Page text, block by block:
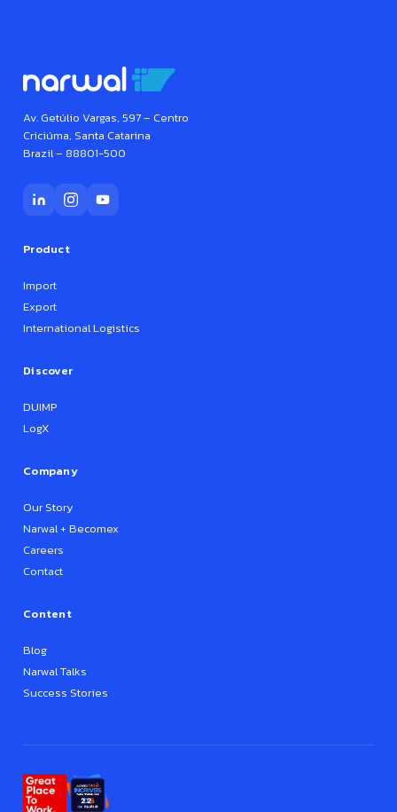
Av. Getúlio Vargas, 597 – Centro
Criciúma, Santa Catarina
Brazil – 88801-500
Product
Import
Export
International Logistics
Discover
DUIMP
LogX
Company
Our Story
Narwal + Becomex
Careers
Contact
Content
Blog
Narwal Talks
Success Stories